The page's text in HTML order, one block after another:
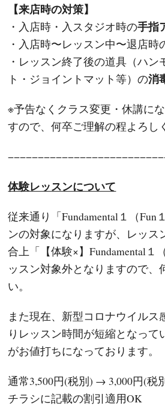
【来店時の対策】
・入店時・入スタジオ時の手指
・入店時〜レッスン中〜退店時
・レッスン終了後の道具（ハン
ト・ジョイントマット等）の消
※予告なくクラス変更・休講に
すので、何卒ご理解の程よろし
体験レッスンについて
従来通り「Fundamental１（Fun
ンの対象になりますが、レッス
合上「【体験×】Fundamental
ッスン対象外となりますので、
い。
また現在、新型コロナウイルス
りレッスン時間が短縮となって
がお値打ちになっております。
通常3,500円(税別) → 3,000円(税
チラシに記載の割引適用OK